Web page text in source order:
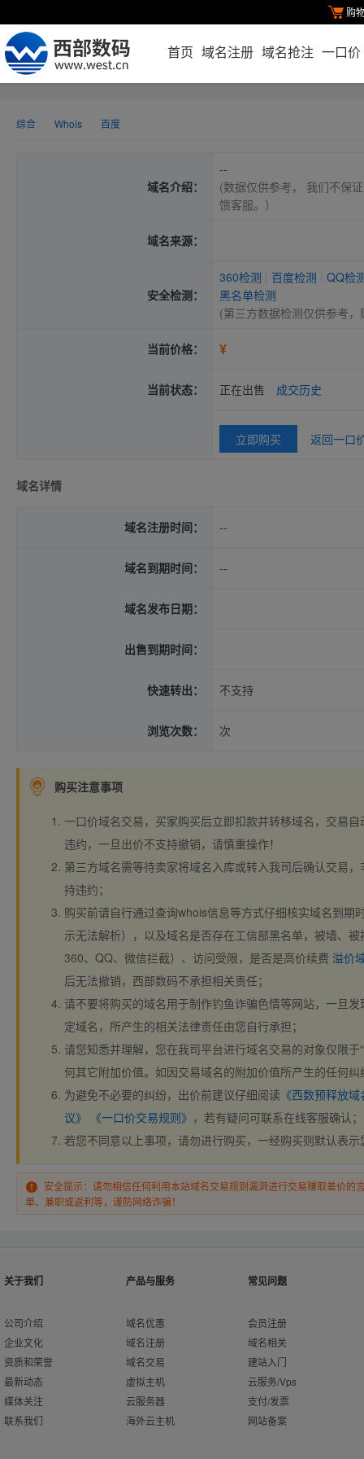
购
首页 域名注册 域名抢注 一口价
综合 Whois 百度
域名介绍：
--
(数据仅供参考， 我们不保
馈客服。）
域名来源：
安全检测：
360检测 百度检测
QQ检
黑名单检测
(第三方数据检测仅供参考
当前价格： ¥
当前状态： 正在出售 成交历史
立即购买 返回一口
域名详情
域名注册时间： --
域名到期时间： --
域名发布日期：
出售到期时间：
快速转出： 不支持
浏览次数： 次
购买注意事项
一口价域名交易，买家购买后立即扣款并转移域名，交易
违约，一旦出价不支持撤销，请慎重操作！
第三方域名需等待卖家将域名入库或转入我司后确认交易
持违约；
购买前请自行通过查询whois信息等方式仔细核实域名到期
示无法解析），以及域名是否存在工信部黑名单，被墙、
360、QQ、微信拦截）、访问受限，是否是高价续费 溢价
后无法撤销，西部数码不承担相关责任；
请不要将购买的域名用于制作钓鱼诈骗色情等网站，一旦
定域名，所产生的相关法律责任由您自行承担；
请您知悉并理解，您在我司平台进行域名交易的对象仅限于
何其它附加价值。如因交易域名的附加价值所产生的任何
为避免不必要的纠纷，出价前建议仔细阅读 《西数预释放
议》
《一口价交易规则》 ，若有疑问可联系在线客服确认；
若您不同意以上事项，请勿进行购买，一经购买则默认表
安全提示：请勿相信任何利用本站域名交易规则漏洞进行交易赚取差价的
单、兼职或返利等，谨防网络诈骗！
关于我们
公司介绍
企业文化
资质和荣誉
最新动态
媒体关注
联系我们
产品与服务
域名优惠
域名注册
域名交易
虚拟主机
云服务器
海外云主机
常见问题
会员注册
域名相关
建站入门
云服务/Vps
支付/发票
网站备案